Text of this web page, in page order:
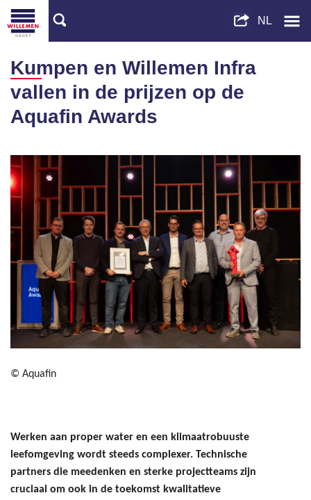
Kumpen en Willemen Infra
vallen in de prijzen op de
Aquafin Awards
© Aquafin
Werken aan proper water en een klimaatrobuuste
leefomgeving wordt steeds complexer. Technische
partners die meedenken en sterke projectteams zijn
cruciaal om ook in de toekomst kwalitatieve